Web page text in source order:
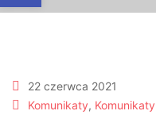
22 czerwca 2021
Komunikaty,